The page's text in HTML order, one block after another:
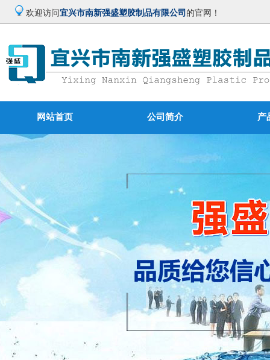
欢迎访问宜兴市南新强盛塑胶制品有限公司 的官网！
网站首页 公司简介 产